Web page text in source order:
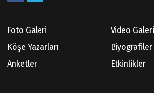
Foto Galeri
Video Galeri
Köşe Yazarları
Biyografiler
Anketler
Etkinlikler